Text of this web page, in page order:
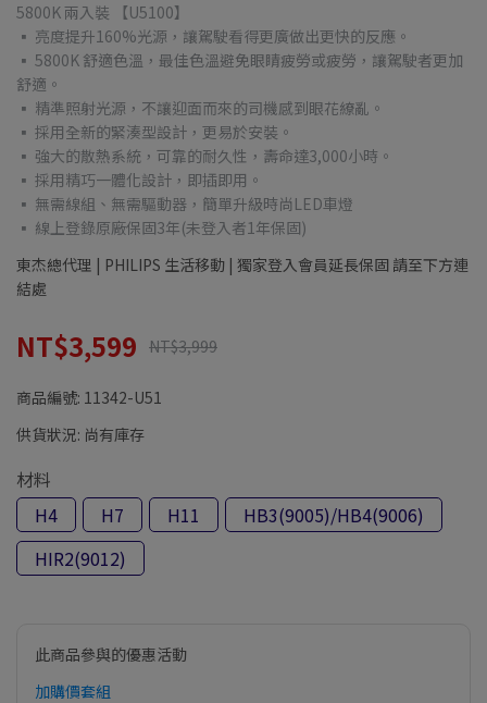
5800K 兩入裝 【U5100】
▪ 亮度提升160%光源，讓駕駛看得更廣做出更快的反應。
▪ 5800K 舒適色溫，最佳色溫避免眼睛疲勞或疲勞，讓駕駛者更加
舒適。
▪ 精準照射光源，不讓迎面而來的司機感到眼花繚亂。
▪ 採用全新的緊湊型設計，更易於安裝。
▪ 強大的散熱系統，可靠的耐久性，壽命達3,000小時。
▪ 採用精巧一體化設計，即插即用。
▪ 無需線組、無需驅動器，簡單升級時尚LED車燈
▪ 線上登錄原廠保固3年(未登入者1年保固)
東杰總代理 | PHILIPS 生活移動 | 獨家登入會員延長保固 請至下方連
結處
NT$3,599 NT$3,999
商品編號: 11342-U51
供貨狀況: 尚有庫存
材料
H4
H7 H11
HB3(9005)/HB4(9006)
HIR2(9012)
此商品參與的優惠活動
加購價套組